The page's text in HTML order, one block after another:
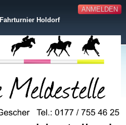
ANMELDEN
Fahrturnier Holdorf